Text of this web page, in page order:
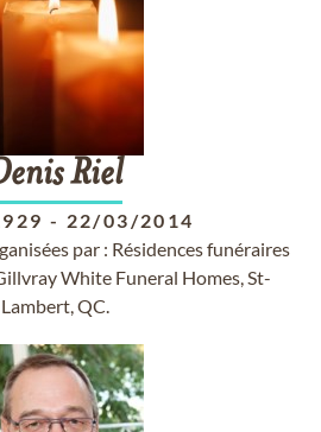
Riel
- 22/03/2014
par : Résidences funéraires
White Funeral Homes, St-
Lambert, QC.